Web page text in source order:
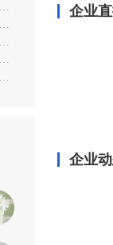
JOHNSON PORSELANO （约翰逊） 品牌做得怎样？
JOHNSON PORSELANO （约翰逊） 品牌加盟多少钱？
JOHNSON PORSELANO （约翰逊） 品牌的加盟扶持政策是哪些？
JOHNSON PORSELANO （约翰逊） 品牌的总部在哪里？
JOHNSON PORSELANO （约翰逊） 品牌的加盟流程是如何？
企业
企业